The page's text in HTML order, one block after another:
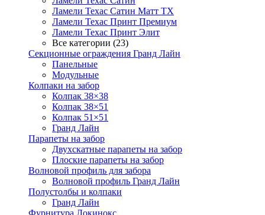
Ламели Техас Сатин Матт ТХ
Ламели Техас Принт Премиум
Ламели Техас Принт Элит
Все категории (23)
Секционные ограждения Гранд Лайн
Панельные
Модульные
Колпаки на забор
Колпак 38×38
Колпак 38×51
Колпак 51×51
Гранд Лайн
Парапеты на забор
Двухскатные парапеты на забор
Плоские парапеты на забор
Волновой профиль для забора
Волновой профиль Гранд Лайн
Полустолбы и колпаки
Гранд Лайн
Фурнитура Локинокс